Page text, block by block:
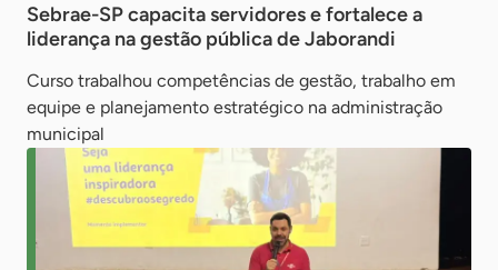
Sebrae-SP capacita servidores e fortalece a
liderança na gestão pública de Jaborandi
Curso trabalhou competências de gestão, trabalho em
equipe e planejamento estratégico na administração
municipal